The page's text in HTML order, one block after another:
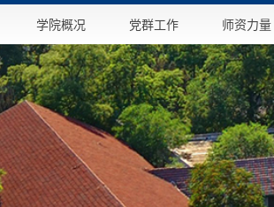
学院概况 党群工作 师资力量